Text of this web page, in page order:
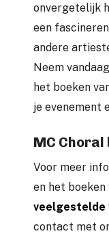
onvergetelijk
een
andere
Neem
het boeken
je evenement
MC
Voor meer
en het
veelgestelde
contact met